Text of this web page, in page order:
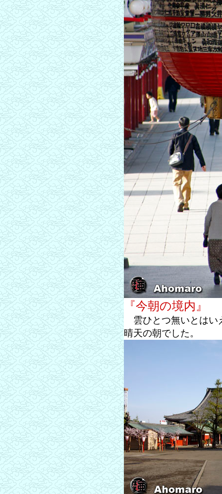
『今朝の境内』
雲ひとつ無いとはい
晴天の朝でした。